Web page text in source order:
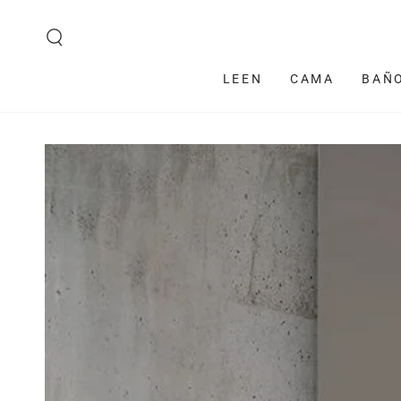
LEEN CAMA BAÑO
INFORMACIÓN DEL
PRODUCTO